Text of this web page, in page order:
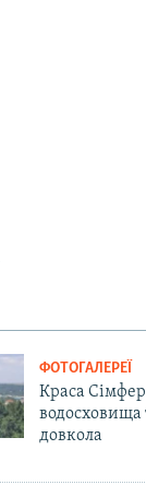
ФОТОГАЛЕРЕЇ
Краса
водосховища
довкола